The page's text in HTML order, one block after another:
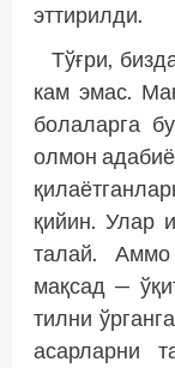
эттирилди.
Тўғри,
кам эмас.
болаларга
олмон
қийин. Улар
талай.
мақсад —
тилни
асарларни